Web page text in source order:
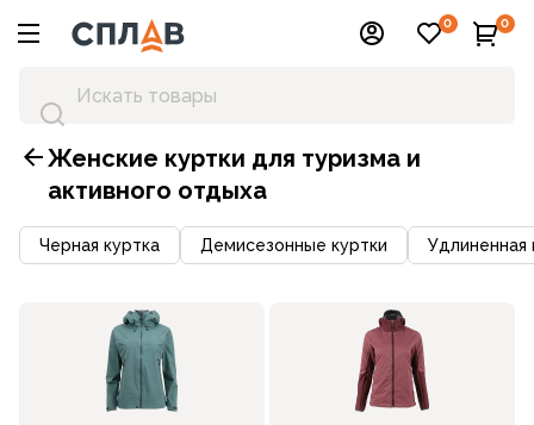
0 0
Женские куртки для туризма и
активного отдыха
Черная куртка Демисезонные куртки Удлиненная